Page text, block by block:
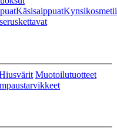
Käsisaippuat
Muotoilutuotteet